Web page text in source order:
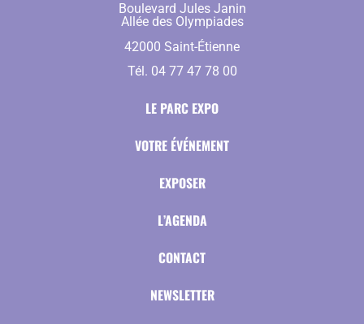
Boulevard Jules Janin
Allée des Olympiades
42000 Saint-Étienne
Tél. 04 77 47 78 00
LE PARC EXPO
VOTRE ÉVÉNEMENT
EXPOSER
L’AGENDA
CONTACT
NEWSLETTER